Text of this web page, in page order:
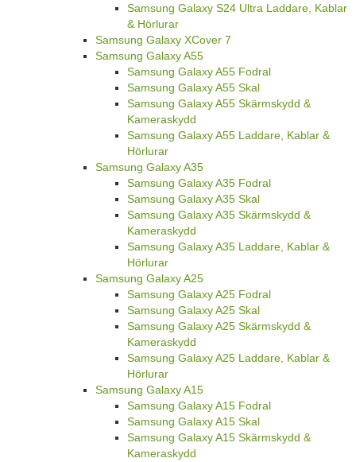
Samsung Galaxy S24 Ultra Laddare, Kablar
& Hörlurar
Samsung Galaxy XCover 7
Samsung Galaxy A55
Samsung Galaxy A55 Fodral
Samsung Galaxy A55 Skal
Samsung Galaxy A55 Skärmskydd &
Kameraskydd
Samsung Galaxy A55 Laddare, Kablar &
Hörlurar
Samsung Galaxy A35
Samsung Galaxy A35 Fodral
Samsung Galaxy A35 Skal
Samsung Galaxy A35 Skärmskydd &
Kameraskydd
Samsung Galaxy A35 Laddare, Kablar &
Hörlurar
Samsung Galaxy A25
Samsung Galaxy A25 Fodral
Samsung Galaxy A25 Skal
Samsung Galaxy A25 Skärmskydd &
Kameraskydd
Samsung Galaxy A25 Laddare, Kablar &
Hörlurar
Samsung Galaxy A15
Samsung Galaxy A15 Fodral
Samsung Galaxy A15 Skal
Samsung Galaxy A15 Skärmskydd &
Kameraskydd